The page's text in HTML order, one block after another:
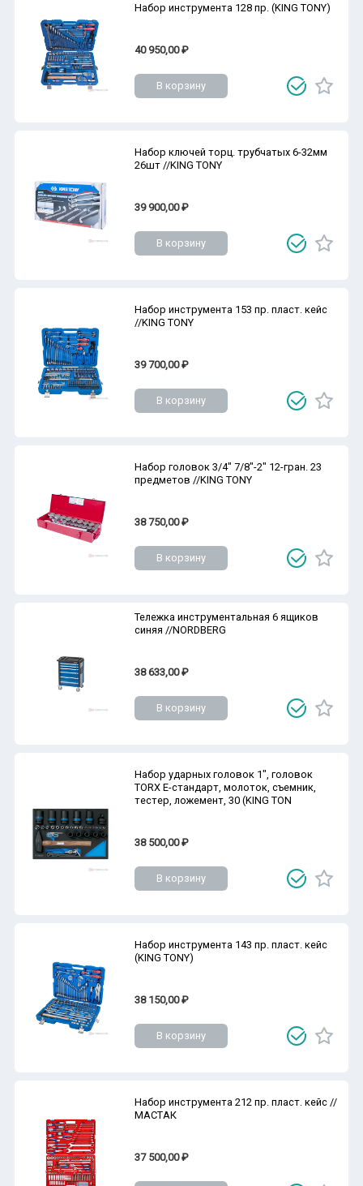
Набор инструмента 128 пр. (KING TONY)
40 950,00 ₽
В корзину
Набор ключей торц. трубчатых 6-32мм
26шт //KING TONY
39 900,00 ₽
В корзину
Набор инструмента 153 пр. пласт. кейс
//KING TONY
39 700,00 ₽
В корзину
Набор головок 3/4" 7/8"-2" 12-гран. 23
предметов //KING TONY
38 750,00 ₽
В корзину
Тележка инструментальная 6 ящиков
синяя //NORDBERG
38 633,00 ₽
В корзину
Набор ударных головок 1", головок
TORX Е-стандарт, молоток, съемник,
тестер, ложемент, 30 (KING TON
38 500,00 ₽
В корзину
Набор инструмента 143 пр. пласт. кейс
(KING TONY)
38 150,00 ₽
В корзину
Набор инструмента 212 пр. пласт. кейс //
МАСТАК
37 500,00 ₽